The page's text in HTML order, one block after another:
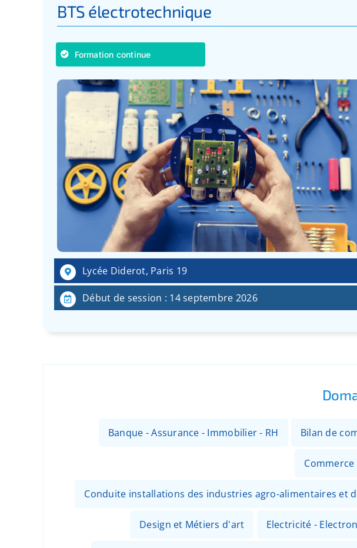
BTS électrotechnique
Formation continue
Lycée Diderot, Paris 19
Début de session : 14 septembre 2026
Banque - Assurance - Immobilier - RH Bilan de
Commerce
Conduite installations des industries agro-alimentaires et
Design et Métiers d'art Electricité -